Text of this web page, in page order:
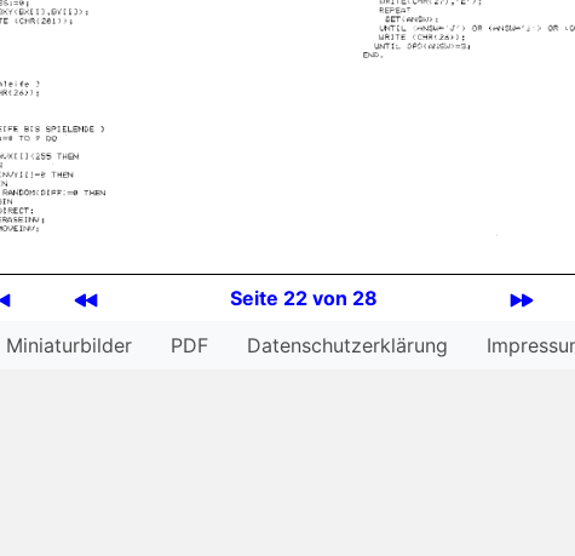
Seite 22 von 28
Miniatur­bilder PDF Datenschutzerklärung